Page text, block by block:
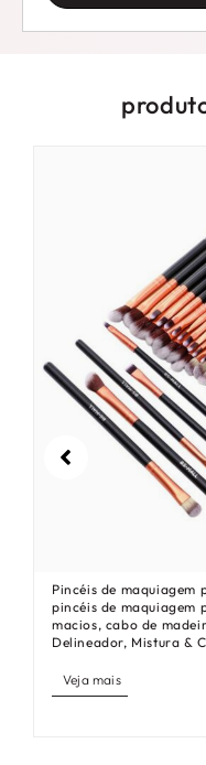
Pincéis de maquiagem
pincéis de maquiagem
macios, cabo de
Delineador, Mistura &
Veja mais